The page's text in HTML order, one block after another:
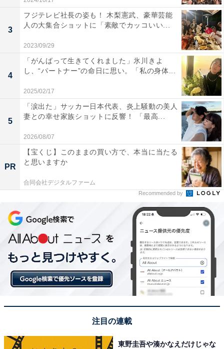
3
フジテレビ社長の姿も！ 木梨憲武、豪華芸能
人の大集合ショットに「素敵でカッコいい...
2023/09/29
4
「がんばって生きてくれました」氷川きよ
し、“パートナー”の命日に思い。「私の身体...
2025/02/17
5
「涙出た」サッカー日本代表、炎上騒動の美人
妻との幸せ家族ショットに反響！ 「最高...
2026/08/07
PR
【宝くじ】このままの買い方で、本当に当たる
と思いますか
合同会社デジタルファーム
Recommended by
注目の連載
東野圭吾や湊かなえだけじゃな